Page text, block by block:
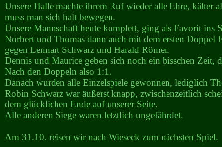
Unsere Halle machte ihrem Ruf wieder alle Ehre, kälter
muss man sich halt bewegen.
Unsere Mannschaft heute komplett, ging als Favorit ins
Norbert und Thomas dann auch mit dem ersten Doppel
gegen Lennart Schwarz und Harald Römer.
Dennis und Maurice geben sich noch ein bisschen Zeit,
Nach den Doppeln also 1:1.
Danach wurden alle Einzelspiele gewonnen, lediglich
Robin Schwarz war äußerst knapp, zwischenzeitlich
dem glücklichen Ende auf unserer Seite.
Alle anderen Siege waren letztlich ungefährdet.
Am 31.10. reisen wir nach Wieseck zum nächsten Spiel.